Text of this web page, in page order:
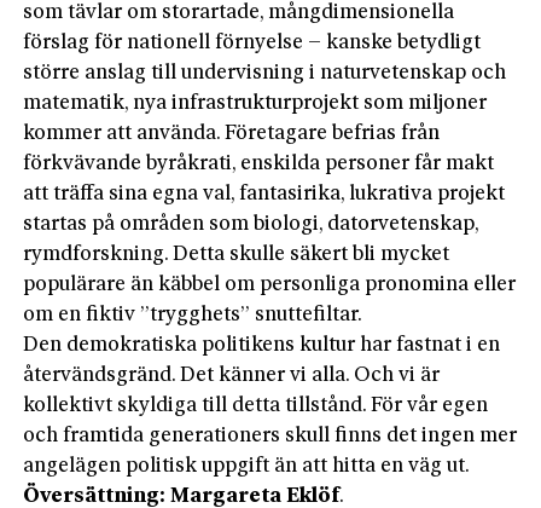
som tävlar om storartade, mångdimensionella
förslag för nationell förnyelse – kanske betydligt
större anslag till undervisning i naturvetenskap och
matematik, nya infrastrukturprojekt som miljoner
kommer att använda. Företagare befrias från
förkvävande byråkrati, enskilda personer får makt
att träffa sina egna val, fantasirika, lukrativa projekt
startas på områden som biologi, datorvetenskap,
rymdforskning. Detta skulle säkert bli mycket
populärare än käbbel om personliga pronomina eller
om en fiktiv ”trygghets” snuttefiltar.
Den demokratiska politikens kultur har fastnat i en
återvändsgränd. Det känner vi alla. Och vi är
kollektivt skyldiga till detta tillstånd. För vår egen
och framtida generationers skull finns det ingen mer
angelägen politisk uppgift än att hitta en väg ut.
Översättning: Margareta Eklöf.